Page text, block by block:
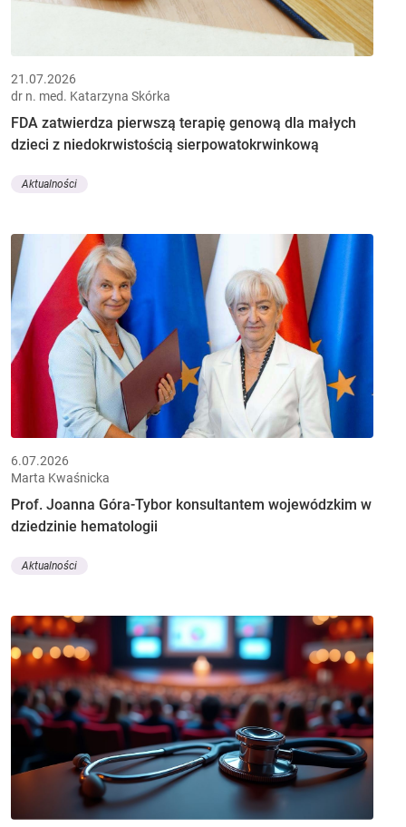
21.07.2026
dr n. med. Katarzyna Skórka
FDA zatwierdza pierwszą terapię genową dla małych
dzieci z niedokrwistością sierpowatokrwinkową
Aktualności
6.07.2026
Marta Kwaśnicka
Prof. Joanna Góra-Tybor konsultantem wojewódzkim w
dziedzinie hematologii
Aktualności